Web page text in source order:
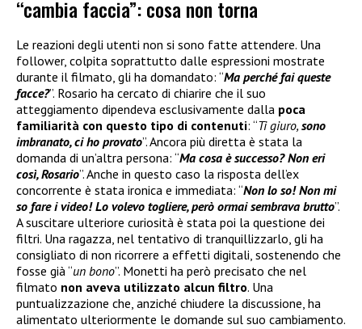
“cambia faccia”: cosa non torna
Le reazioni degli utenti non si sono fatte attendere. Una
follower, colpita soprattutto dalle espressioni mostrate
durante il filmato, gli ha domandato: “Ma perché fai queste
facce?”. Rosario ha cercato di chiarire che il suo
atteggiamento dipendeva esclusivamente dalla poca
familiarità con questo tipo di contenuti: “Ti giuro, sono
imbranato, ci ho provato”. Ancora più diretta è stata la
domanda di un’altra persona: “Ma cosa è successo? Non eri
così, Rosario”. Anche in questo caso la risposta dell’ex
concorrente è stata ironica e immediata: “Non lo so! Non mi
so fare i video! Lo volevo togliere, però ormai sembrava brutto”.
A suscitare ulteriore curiosità è stata poi la questione dei
filtri. Una ragazza, nel tentativo di tranquillizzarlo, gli ha
consigliato di non ricorrere a effetti digitali, sostenendo che
fosse già “un bono”. Monetti ha però precisato che nel
filmato non aveva utilizzato alcun filtro. Una
puntualizzazione che, anziché chiudere la discussione, ha
alimentato ulteriormente le domande sul suo cambiamento.